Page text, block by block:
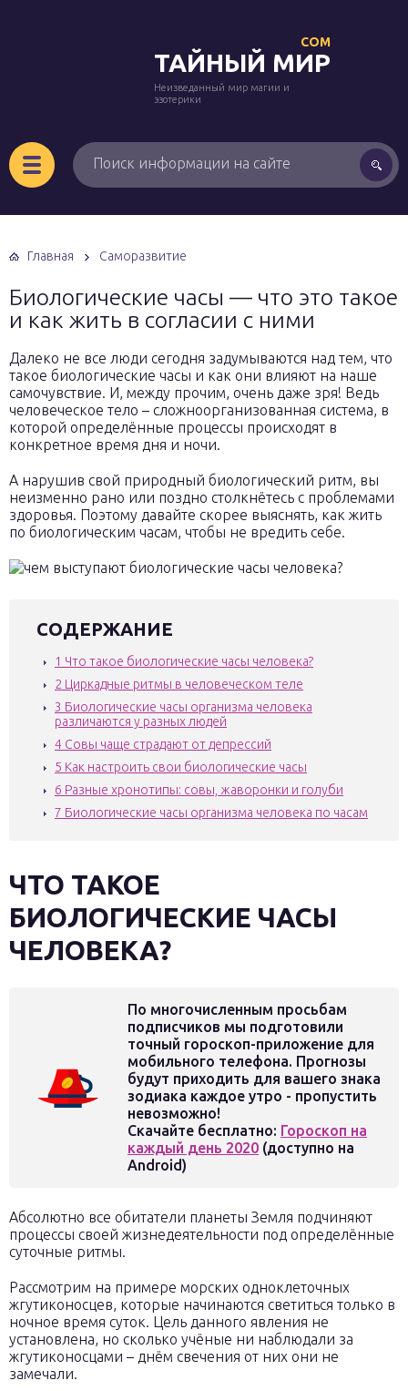
ТАЙНЫЙ МИР
COM
Неизведанный мир магии и
эзотерики
Главная Саморазвитие
Биологические часы — что это такое
и как жить в согласии с ними
Далеко не все люди сегодня задумываются над тем, что
такое биологические часы и как они влияют на наше
самочувствие. И, между прочим, очень даже зря! Ведь
человеческое тело – сложноорганизованная система, в
которой определённые процессы происходят в
конкретное время дня и ночи.
А нарушив свой природный биологический ритм, вы
неизменно рано или поздно столкнётесь с проблемами
здоровья. Поэтому давайте скорее выяснять, как жить
по биологическим часам, чтобы не вредить себе.
СОДЕРЖАНИЕ
1 Что такое биологические часы человека?
2 Циркадные ритмы в человеческом теле
3 Биологические часы организма человека
различаются у разных людей
4 Совы чаще страдают от депрессий
5 Как настроить свои биологические часы
6 Разные хронотипы: совы, жаворонки и голуби
7 Биологические часы организма человека по часам
ЧТО ТАКОЕ
БИОЛОГИЧЕСКИЕ ЧАСЫ
ЧЕЛОВЕКА?
По многочисленным просьбам
подписчиков мы подготовили
точный гороскоп-приложение для
мобильного телефона. Прогнозы
будут приходить для вашего знака
зодиака каждое утро - пропустить
невозможно!
Скачайте бесплатно: Гороскоп на
каждый день 2020 (доступно на
Android)
Абсолютно все обитатели планеты Земля подчиняют
процессы своей жизнедеятельности под определённые
суточные ритмы.
Рассмотрим на примере морских одноклеточных
жгутиконосцев, которые начинаются светиться только в
ночное время суток. Цель данного явления не
установлена, но сколько учёные ни наблюдали за
жгутиконосцами – днём свечения от них они не
замечали.